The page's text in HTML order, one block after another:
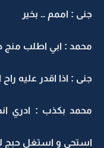
جنى : اممم .. بخير
محمد : ابي اطلب منج
جنى : اذا اقدر عليه راح
محمد بكذب : ادري
استحي و استغل حبج